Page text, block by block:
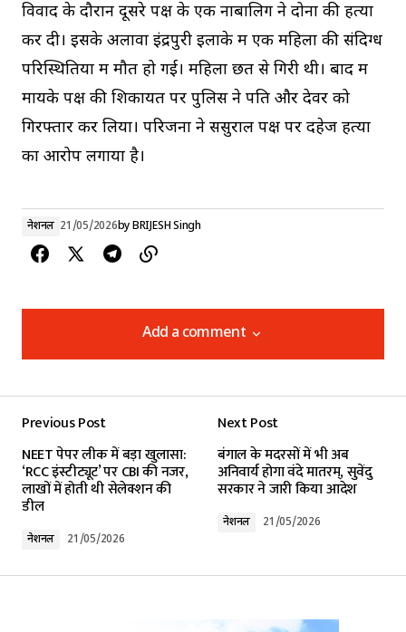
विवाद के दौरान दूसरे पक्ष के एक नाबालिग ने दोनों की हत्या
कर दी। इसके अलावा इंद्रपुरी इलाके में एक महिला की संदिग्ध
परिस्थितियों में मौत हो गई। महिला छत से गिरी थी। बाद में
मायके पक्ष की शिकायत पर पुलिस ने पति और देवर को
गिरफ्तार कर लिया। परिजनों ने ससुराल पक्ष पर दहेज हत्या
का आरोप लगाया है।
नेशनल 21/05/2026byBRIJESH Singh
Add a comment
Add a comment
Required fields are marked*
Previous Post
NEET पेपर लीक में बड़ा खुलासा:
‘RCC इंस्टीट्यूट’ पर CBI की नजर,
लाखों में होती थी सेलेक्शन की
डील
नेशनल 21/05/2026
Next Post
बंगाल के मदरसों में भी अब
अनिवार्य होगा वंदे मातरम्, सुवेंदु
सरकार ने जारी किया आदेश
नेशनल 21/05/2026